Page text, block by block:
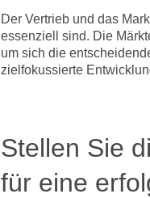
Der Vertrieb und das
essenziell sind. Die
um sich die
zielfokussierte
Stellen Sie
für eine